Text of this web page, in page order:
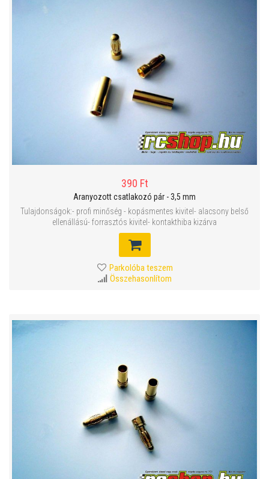
390 Ft
Aranyozott csatlakozó pár - 3,5 mm
Tulajdonságok:- profi minőség - kopásmentes kivitel- alacsony belső
ellenállású- forrasztós kivitel- kontakthiba kizárva
Parkolóba teszem
Összehasonlítom